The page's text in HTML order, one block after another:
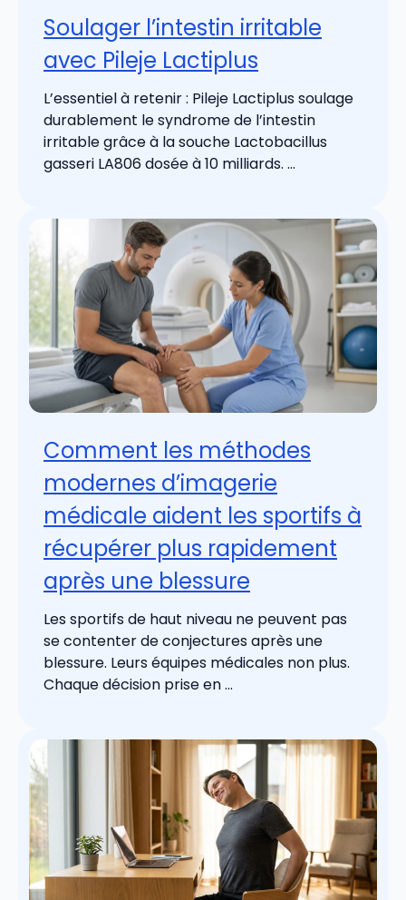
Soulager l’intestin irritable
avec Pileje Lactiplus
L’essentiel à retenir : Pileje Lactiplus soulage
durablement le syndrome de l’intestin
irritable grâce à la souche Lactobacillus
gasseri LA806 dosée à 10 milliards. ...
Comment les méthodes
modernes d’imagerie
médicale aident les sportifs à
récupérer plus rapidement
après une blessure
Les sportifs de haut niveau ne peuvent pas
se contenter de conjectures après une
blessure. Leurs équipes médicales non plus.
Chaque décision prise en ...